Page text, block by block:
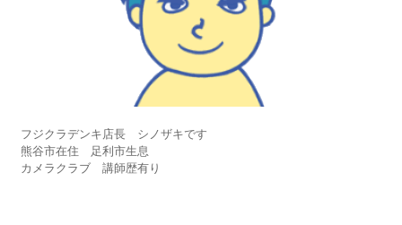
フジクラデンキ店長 シノザキです
熊谷市在住 足利市生息
カメラクラブ 講師歴有り